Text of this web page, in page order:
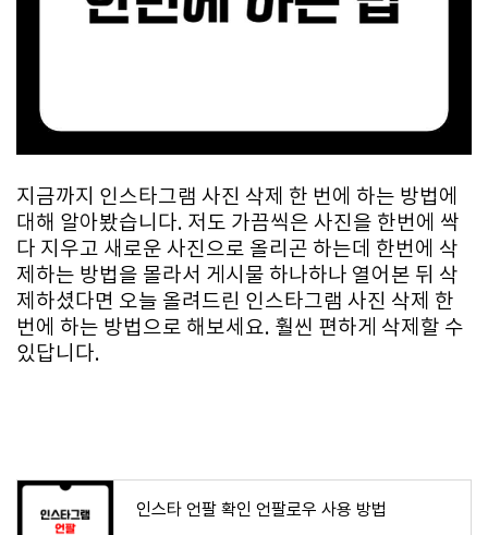
지금까지 인스타그램 사진 삭제 한 번에 하는 방법에
대해 알아봤습니다. 저도 가끔씩은 사진을 한번에 싹
다 지우고 새로운 사진으로 올리곤 하는데 한번에 삭
제하는 방법을 몰라서 게시물 하나하나 열어본 뒤 삭
제하셨다면 오늘 올려드린 인스타그램 사진 삭제 한
번에 하는 방법으로 해보세요. 훨씬 편하게 삭제할 수
있답니다.
인스타 언팔 확인 언팔로우 사용 방법